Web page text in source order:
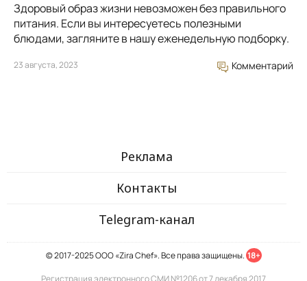
Здоровый образ жизни невозможен без правильного
питания. Если вы интересуетесь полезными
блюдами, загляните в нашу еженедельную подборку.
23 августа, 2023 Комментарий
Реклама
Контакты
Telegram-канал
© 2017-2025 ООО «Zira Chef». Все права защищены. 18+
Регистрация электронного СМИ №1206 от 7 декабря 2017